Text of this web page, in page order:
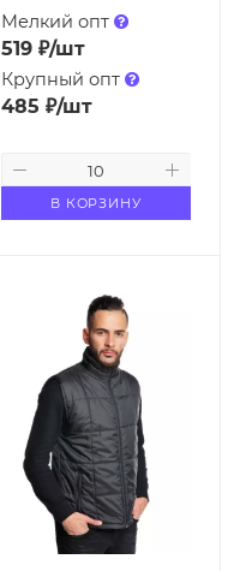
Мелкий опт
519₽/шт
Крупный опт
485 ₽/шт
В КОРЗИНУ